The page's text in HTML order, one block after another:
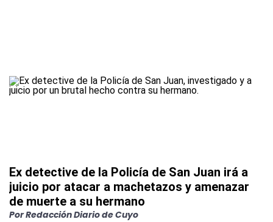
Ex detective de la Policía de San Juan irá a
juicio por atacar a machetazos y amenazar
de muerte a su hermano
PorRedacción Diario de Cuyo